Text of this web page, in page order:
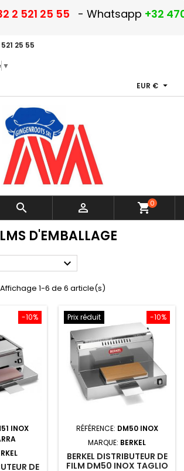
2 521 25 55 - Whatsapp +32
25 55
▼
EUR € 
  shopping_cart0
D'EMBALLAGE

Affichage 1-6 de 6 article(s)
-10%
INOX
DE
-10%
Prix réduit
RÉFÉRENCE: DM50 INOX
MARQUE: BERKEL
BERKEL DISTRIBUTEUR DE
FILM DM50 INOX TAGLIO